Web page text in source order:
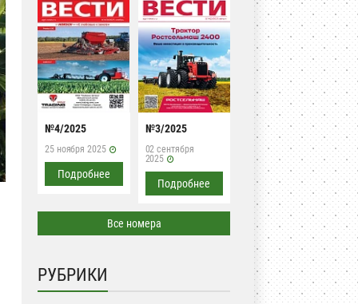
№4/2025
25 ноября 2025
Подробнее
№3/2025
02 сентября
2025
Подробнее
Все номера
РУБРИКИ